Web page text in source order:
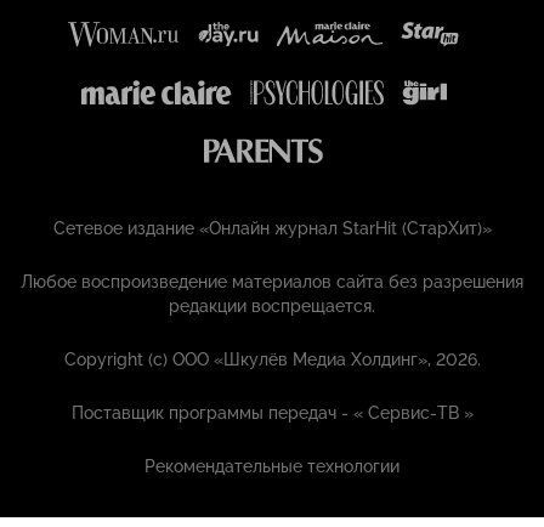
Сетевое издание «Онлайн журнал StarHit (СтарХит)»
Любое воспроизведение материалов сайта без разрешения
редакции воспрещается.
Copyright (с) ООО «Шкулёв Медиа Холдинг», 2026.
Поставщик программы передач - «Сервис-ТВ »
Рекомендательные технологии